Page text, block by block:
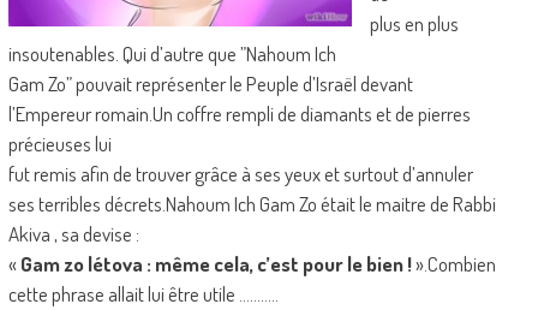
plus en plus
insoutenables. Qui d’autre que ”Nahoum Ich
Gam Zo” pouvait représenter le Peuple d’Israël devant
l’Empereur romain.Un coffre rempli de diamants et de pierres
précieuses lui
fut remis afin de trouver grâce à ses yeux et surtout d’annuler
ses terribles décrets.Nahoum Ich Gam Zo était le maitre de Rabbi
Akiva , sa devise :
«Gam zo létova : même cela, c’est pour le bien !».Combien
cette phrase allait lui être utile ………..